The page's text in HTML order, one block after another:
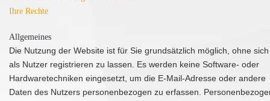
Ihre Rechte
Allgemeines
Die Nutzung der Website ist für Sie grundsätzlich möglich, ohne sich
als Nutzer registrieren zu lassen. Es werden keine Software- oder
Hardwaretechniken eingesetzt, um die E-Mail-Adresse oder andere
Daten des Nutzers personenbezogen zu erfassen.